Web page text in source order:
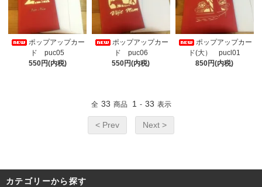
ポップアップカー
ド puc05
550円(内税)
ポップアップカー
ド puc06
550円(内税)
ポップアップカー
ド(大） pucl01
850円(内税)
全 33 商品 1 - 33 表示
< Prev Next >
カテゴリーから探す